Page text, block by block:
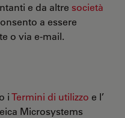
e da altre società
a essere
o via e-mail.
iTermini di utilizzo e l’
Microsystems